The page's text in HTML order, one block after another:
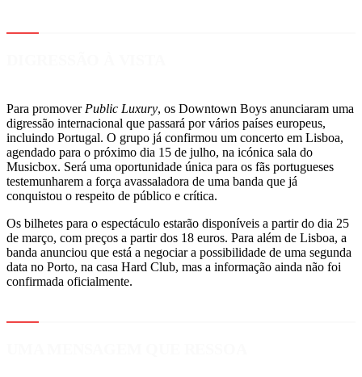
Para promover Public Luxury, os Downtown Boys anunciaram uma
digressão internacional que passará por vários países europeus,
incluindo Portugal. O grupo já confirmou um concerto em Lisboa,
agendado para o próximo dia 15 de julho, na icónica sala do
Musicbox. Será uma oportunidade única para os fãs portugueses
testemunharem a força avassaladora de uma banda que já
conquistou o respeito de público e crítica.
Os bilhetes para o espectáculo estarão disponíveis a partir do dia 25
de março, com preços a partir dos 18 euros. Para além de Lisboa, a
banda anunciou que está a negociar a possibilidade de uma segunda
data no Porto, na casa Hard Club, mas a informação ainda não foi
confirmada oficialmente.